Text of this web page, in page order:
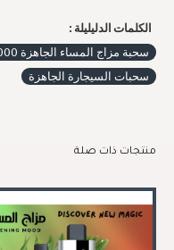
الكلمات الدليليلة :
سحبة مزاج المساء الجاهزة 16000 بف مانجو بطيخ خوخ
سحبات السيجارة الجاهزة
منتجات ذات صلة